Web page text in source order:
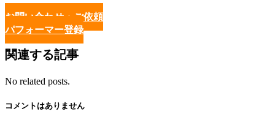
お問い合わせ・ご依頼
パフォーマー登録
関連する記事
No related posts.
コメントはありません